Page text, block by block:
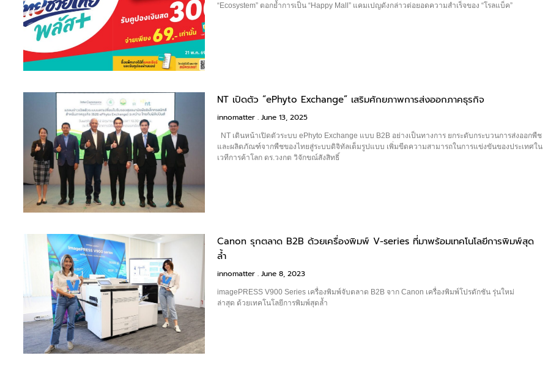
“Ecosystem” ตอกย้ำการเป็น “Happy Mall” แคมเปญดังกล่าวต่อยอดความสำเร็จของ “โรลแบ็ค”
NT เปิดตัว “ePhyto Exchange” เสริมศักยภาพการส่งออกภาคธุรกิจ
innomatter June 13, 2025
NT เดินหน้าเปิดตัวระบบ ePhyto Exchange แบบ B2B อย่างเป็นทางการ ยกระดับกระบวนการส่งออกพืช
และผลิตภัณฑ์จากพืชของไทยสู่ระบบดิจิทัลเต็มรูปแบบ เพิ่มขีดความสามารถในการแข่งขันของประเทศใน
เวทีการค้าโลก ดร.วงกต วิจักขณ์สังสิทธิ์
Canon รุกตลาด B2B ด้วยเครื่องพิมพ์ V-series ที่มาพร้อมเทคโนโลยีการพิมพ์สุด
ล้ำ
innomatter June 8, 2023
imagePRESS V900 Series เครื่องพิมพ์จับตลาด B2B จาก Canon เครื่องพิมพ์โปรดักชัน รุ่นใหม่
ล่าสุด ด้วยเทคโนโลยีการพิมพ์สุดล้ำ